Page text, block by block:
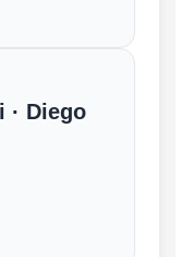
· Diego